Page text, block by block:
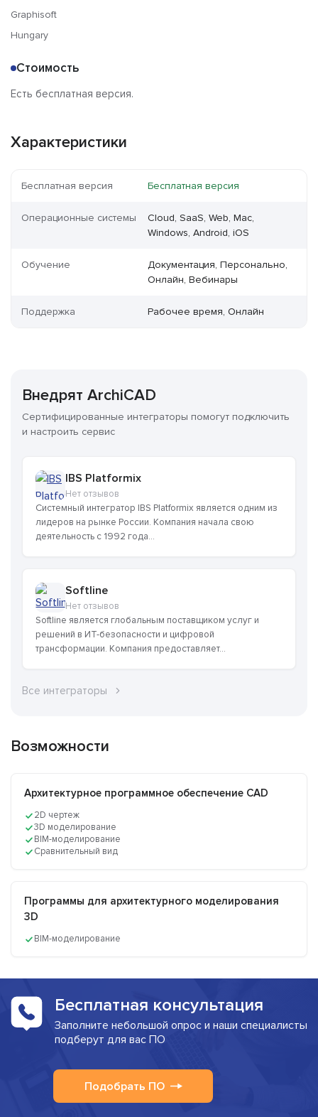
Graphisoft
Hungary
Стоимость
Есть бесплатная версия.
Характеристики
Бесплатная версия Бесплатная версия
Операционные системы
Cloud, SaaS, Web, Mac,
Windows, Android, iOS
Обучение
Документация, Персонально,
Онлайн, Вебинары
Поддержка Рабочее время, Онлайн
Внедрят ArchiCAD
Сертифицированные интеграторы помогут подключить
и настроить сервис
IBS Platformix
Нет отзывов
Системный интегратор IBS Platformix является одним из
лидеров на рынке России. Компания начала свою
деятельность с 1992 года...
Softline
Нет отзывов
Softline является глобальным поставщиком услуг и
решений в ИТ-безопасности и цифровой
трансформации. Компания предоставляет...
Все интеграторы
Возможности
Архитектурное программное обеспечение CAD
2D чертеж
3D моделирование
BIM-моделирование
Сравнительный вид
Программы для архитектурного моделирования
3D
BIM-моделирование
Бесплатная консультация
Заполните небольшой опрос и наши специалисты
подберут для вас ПО
Подобрать ПО